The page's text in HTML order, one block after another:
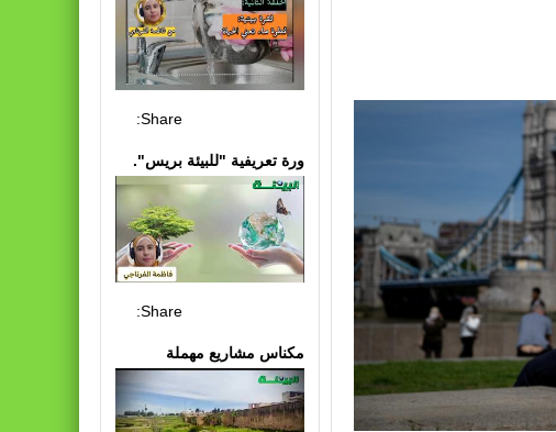
Share:
ورة تعريفية "للبيئة بريس".
Share:
مكناس مشاريع مهملة